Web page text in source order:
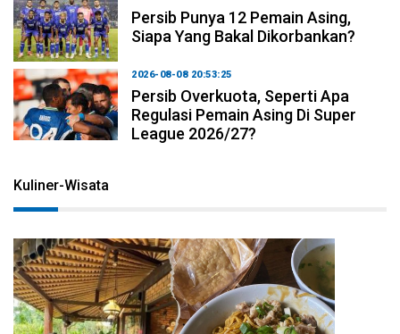
Persib Punya 12 Pemain Asing,
Siapa Yang Bakal Dikorbankan?
2026-08-08 20:53:25
Persib Overkuota, Seperti Apa
Regulasi Pemain Asing Di Super
League 2026/27?
Kuliner-Wisata